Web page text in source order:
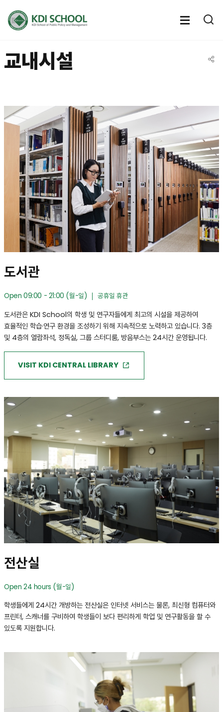
전체메
교내시설
도서관
Open 09:00 - 21:00 (월-일) 공휴일 휴관
도서관은 KDI School의 학생 및 연구자들에게 최고의 시설을 제공하여
효율적인 학습·연구 환경을 조성하기 위해 지속적으로 노력하고 있습니다. 3층
및 4층의 열람좌석, 정독실, 그룹 스터디룸, 방음부스는 24시간 운영됩니다.
VISIT KDI CENTRAL LIBRARY
전산실
Open 24 hours (월-일)
학생들에게 24시간 개방하는 전산실은 인터넷 서비스는 물론, 최신형 컴퓨터와
프린터, 스캐너를 구비하여 학생들이 보다 편리하게 학업 및 연구활동을 할 수
있도록 지원합니다.